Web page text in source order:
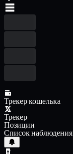
Трекер кошелька
Трекер
Позиции
Список наблюдения